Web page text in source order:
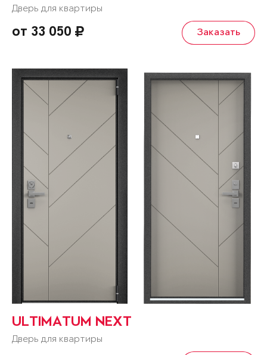
Дверь для квартиры
от 33 050 Заказать
ULTIMATUM NEXT
Дверь для квартиры